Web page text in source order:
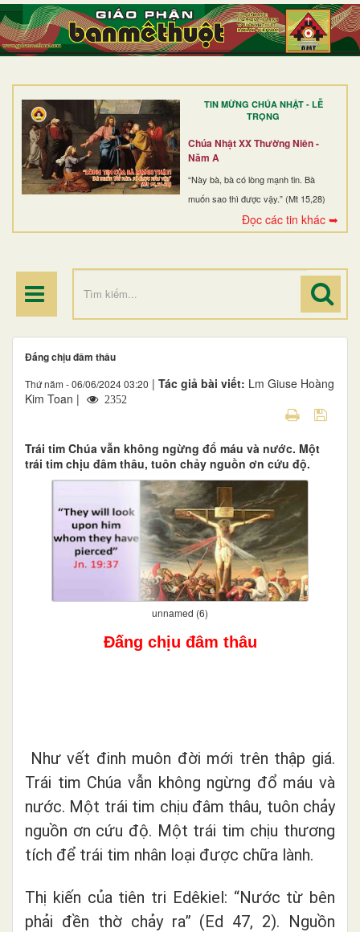
TIN MỪNG CHÚA NHẬT - LỄ
TRỌNG
Chúa Nhật XX Thường Niên -
Năm A
“Này bà, bà có lòng mạnh tin. Bà
muốn sao thì được vậy.” (Mt 15,28)
Đọc các tin khác ➥
TRANG NHẤT
GIỚI THIỆU
DÒNG TU
BAN MỤC VỤ
ĐOÀN THỂ CG
ĐIỂM HÀNH HƯƠNG
Đấng chịu đâm thâu
Thứ năm - 06/06/2024 03:20 | Tác giả bài viết: Lm Giuse Hoàng
Kim Toan |
2352
Trái tim Chúa vẫn không ngừng đổ máu và nước. Một
trái tim chịu đâm thâu, tuôn chảy nguồn ơn cứu độ.
unnamed (6)
Đấng chịu đâm thâu
Như vết đinh muôn đời mới trên thập giá.
Trái tim Chúa vẫn không ngừng đổ máu và
nước. Một trái tim chịu đâm thâu, tuôn chảy
nguồn ơn cứu độ. Một trái tim chịu thương
tích để trái tim nhân loại được chữa lành.
Thị kiến của tiên tri Edêkiel: “Nước từ bên
phải đền thờ chảy ra” (Ed 47, 2). Nguồn